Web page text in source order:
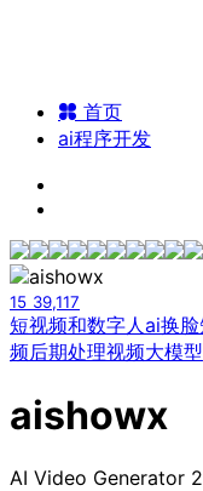
首页
ai程序开发
15 39,117
短视频和数字人ai换脸
频后期处理视频大模型
aishowx
AI Video Generator